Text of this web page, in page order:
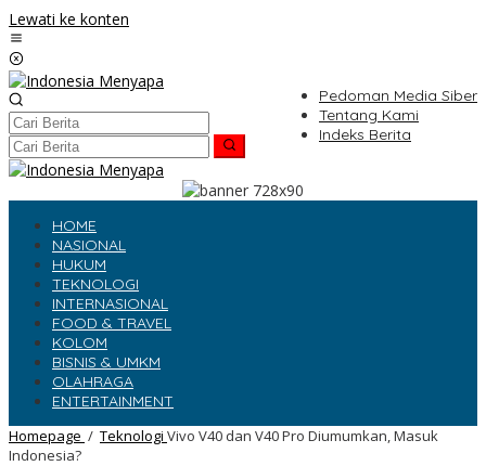
Lewati ke konten
Pedoman Media Siber
Tentang Kami
Indeks Berita
HOME
NASIONAL
HUKUM
TEKNOLOGI
INTERNASIONAL
FOOD & TRAVEL
KOLOM
BISNIS & UMKM
OLAHRAGA
ENTERTAINMENT
Homepage / Teknologi Vivo V40 dan V40 Pro Diumumkan, Masuk
Indonesia?